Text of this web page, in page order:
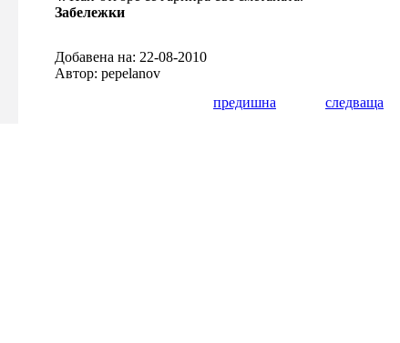
Забележки
Добавена на: 22-08-2010
Автор: pepelanov
предишна
следваща